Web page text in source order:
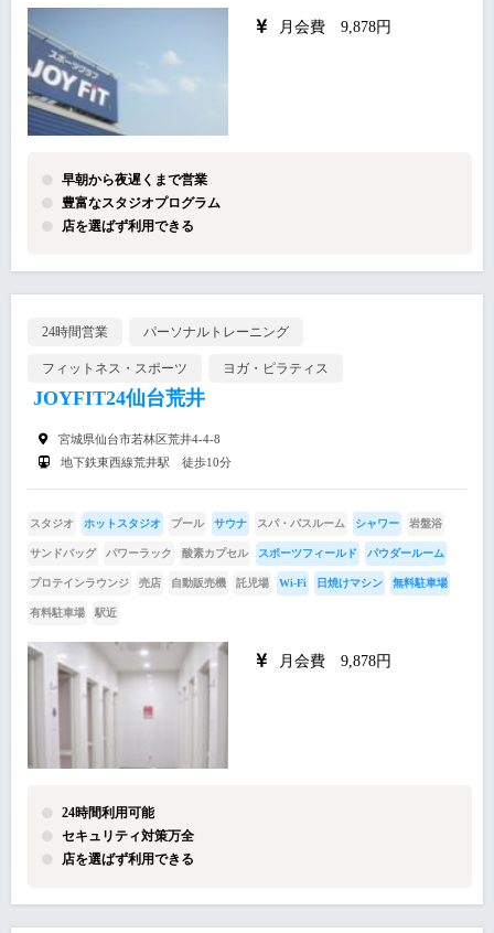
月会費 9,878円
早朝から夜遅くまで営業
豊富なスタジオプログラム
店を選ばず利用できる
24時間営業 パーソナルトレーニング
フィットネス・スポーツ ヨガ・ピラティス
JOYFIT24仙台荒井
宮城県仙台市若林区荒井4-4-8
地下鉄東西線荒井駅 徒歩10分
スタジオ ホットスタジオ プール サウナ スパ・バスルーム シャワー 岩盤浴
サンドバッグ パワーラック 酸素カプセル スポーツフィールド パウダールーム
プロテインラウンジ 売店 自動販売機 託児場 Wi-Fi 日焼けマシン 無料駐車場
有料駐車場 駅近
月会費 9,878円
24時間利用可能
セキュリティ対策万全
店を選ばず利用できる